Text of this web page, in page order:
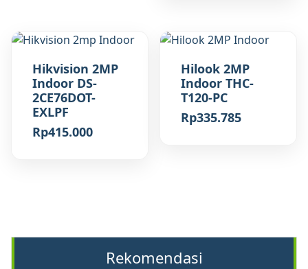
Hikvision 2MP
Indoor DS-
2CE76DOT-
EXLPF
Rp415.000
Hilook 2MP
Indoor THC-
T120-PC
Rp335.785
Rekomendasi